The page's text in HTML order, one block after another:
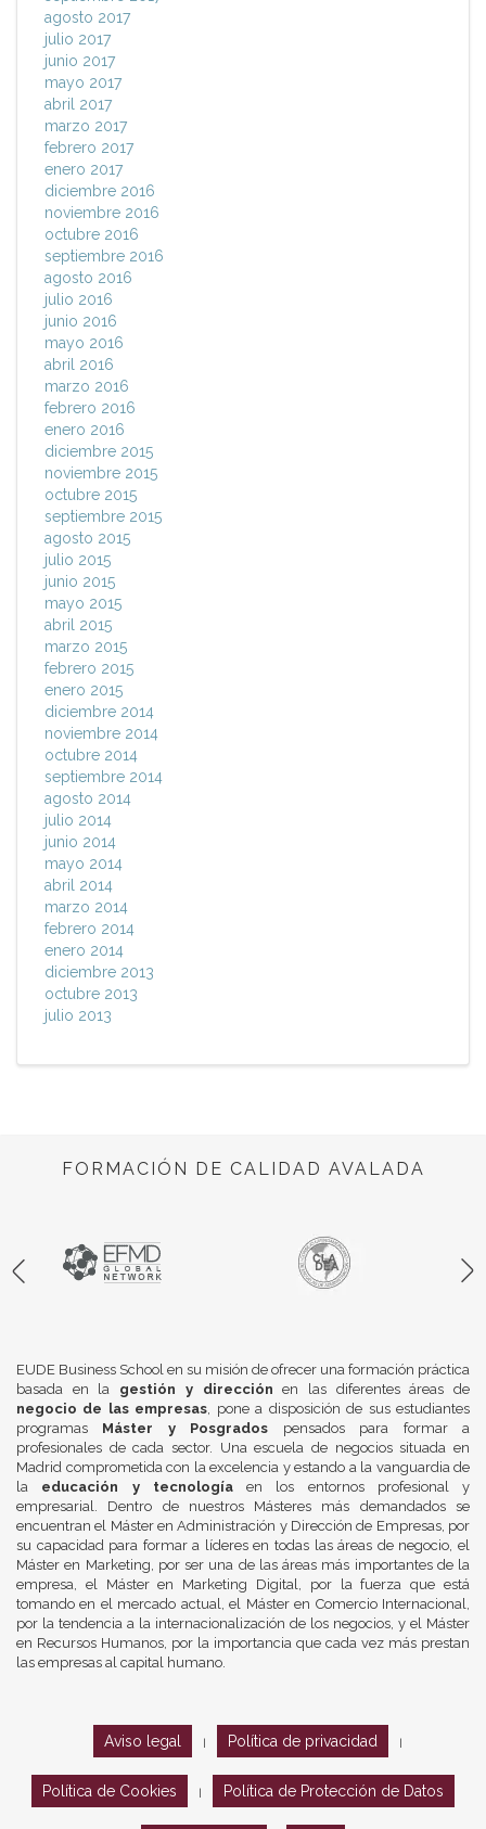
agosto 2017
julio 2017
junio 2017
mayo 2017
abril 2017
marzo 2017
febrero 2017
enero 2017
diciembre 2016
noviembre 2016
octubre 2016
septiembre 2016
agosto 2016
julio 2016
junio 2016
mayo 2016
abril 2016
marzo 2016
febrero 2016
enero 2016
diciembre 2015
noviembre 2015
octubre 2015
septiembre 2015
agosto 2015
julio 2015
junio 2015
mayo 2015
abril 2015
marzo 2015
febrero 2015
enero 2015
diciembre 2014
noviembre 2014
octubre 2014
septiembre 2014
agosto 2014
julio 2014
junio 2014
mayo 2014
abril 2014
marzo 2014
febrero 2014
enero 2014
diciembre 2013
octubre 2013
julio 2013
FORMACIÓN DE CALIDAD AVALADA
EUDE Business School en su misión de ofrecer una formación práctica
basada en la gestión y dirección en las diferentes áreas de
negocio de las empresas, pone a disposición de sus estudiantes
programas Máster y Posgrados pensados para formar a
profesionales de cada sector. Una escuela de negocios situada en
Madrid comprometida con la excelencia y estando a la vanguardia de
la educación y tecnologíaen los entornos profesional y
empresarial. Dentro de nuestros Másteres más demandados se
encuentran el Máster en Administración y Dirección de Empresas, por
su capacidad para formar a líderes en todas las áreas de negocio, el
Máster en Marketing, por ser una de las áreas más importantes de la
empresa, el Máster en Marketing Digital, por la fuerza que está
tomando en el mercado actual, el Máster en Comercio Internacional,
por la tendencia a la internacionalización de los negocios, y el Máster
en Recursos Humanos, por la importancia que cada vez más prestan
las empresas al capital humano.
Aviso legal Política de privacidad
Política de Cookies Política de Protección de Datos